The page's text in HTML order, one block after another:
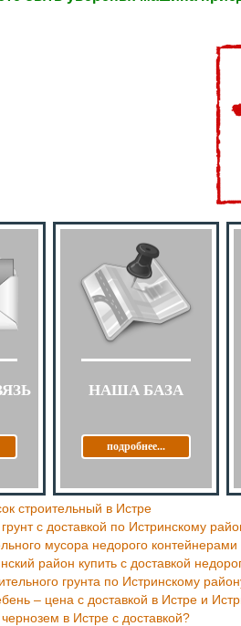
НАША БАЗА
подробнее...
строительный в Истре
с доставкой по Истринскому
мусора недорого
район купить с доставкой
грунта по Истринскому
– цена с доставкой в Истре и
в Истре с доставкой?